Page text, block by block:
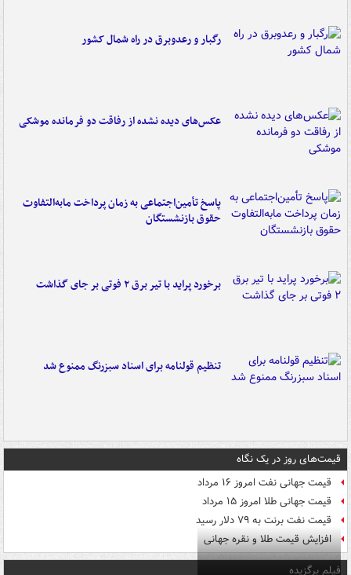
رگبار و رعدوبرق در راه شمال کشور
عکس‌های دیده نشده از رفاقت دو فرمانده‌ موشکی
پاسخ تأمین‌اجتماعی به زمان پرداخت مابه‌التفاوت
حقوق بازنشستگان
برخورد پراید با تیر برق ۲ فوتی بر جای گذاشت
تنظیم قولنامه برای اسناد سبزرنگ ممنوع شد
قیمت‌های روز در یک نگاه
قیمت جهانی نفت امروز ۱۶ مرداد
قیمت جهانی طلا امروز ۱۵ مرداد
قیمت نفت برنت به ۷۹ دلار رسید
افزایش قیمت طلا و نقره جهانی
فیلم برگزیده